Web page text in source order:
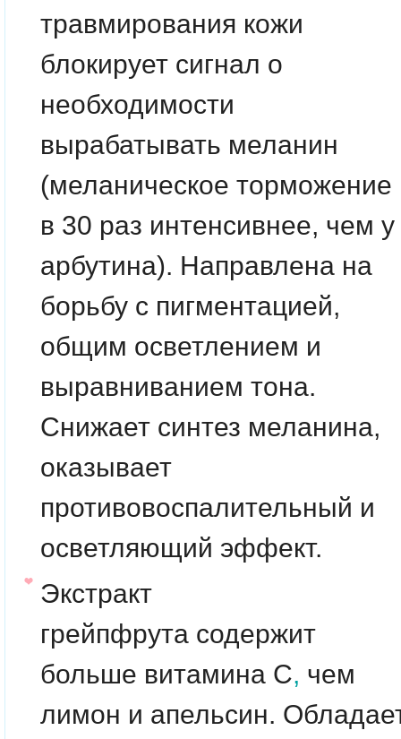
травмирования кожи
блокирует сигнал о
необходимости
вырабатывать меланин
(меланическое торможение
в 30 раз интенсивнее, чем у
арбутина). Направлена на
борьбу с пигментацией,
общим осветлением и
выравниванием тона.
Снижает синтез меланина,
оказывает
противовоспалительный и
осветляющий эффект.
Экстракт
грейпфрута содержит
больше витамина С, чем
лимон и апельсин.